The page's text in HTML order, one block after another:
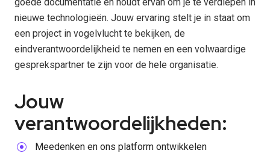
nieuwe technologieën. Jouw ervaring stelt je in staat om
een project in vogelvlucht te bekijken, de
eindverantwoordelijkheid te nemen en een volwaardige
gesprekspartner te zijn voor de hele organisatie.
Jouw
verantwoordelijkheden:
Meedenken en ons platform ontwikkelen